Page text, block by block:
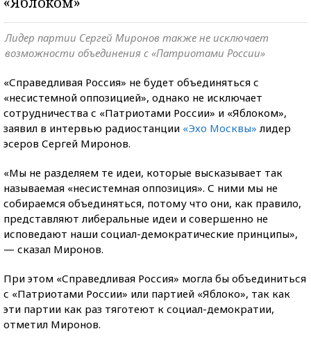
Лидер партии Сергей Миронов также не исключает
возможности объединения с «Патриотами России»
«Справедливая Россия» не будет объединяться с
«несистемной оппозицией», однако не исключает
сотрудничества с «Патриотами России» и «Яблоком»,
заявил в интервью радиостанции «Эхо Москвы» лидер
эсеров Сергей Миронов.
«Мы не разделяем те идеи, которые высказывает так
называемая «несистемная оппозиция». С ними мы не
собираемся объединяться, потому что они, как правило,
представляют либеральные идеи и совершенно не
исповедают наши социал-демократические принципы»,
— сказал Миронов.
При этом «Справедливая Россия» могла бы объединиться
с «Патриотами России» или партией «Яблоко», так как
эти партии как раз тяготеют к социал-демократии,
отметил Миронов.